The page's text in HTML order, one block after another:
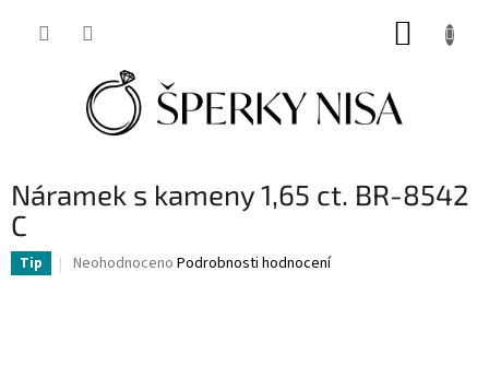
Náramek s kameny 1,65 ct. BR-8542
C
Tip
Průměrné
Neohodnoceno Podrobnosti hodnocení